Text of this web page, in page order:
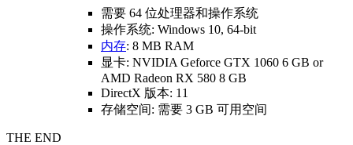
需要 64 位处理器和操作系统
操作系统: Windows 10, 64-bit
内存: 8 MB RAM
显卡: NVIDIA Geforce GTX 1060 6 GB or
AMD Radeon RX 580 8 GB
DirectX 版本: 11
存储空间: 需要 3 GB 可用空间
THE END